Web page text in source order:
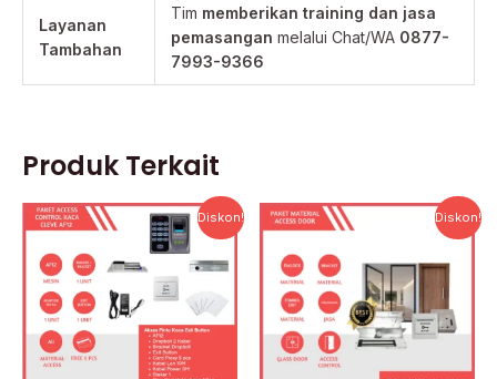
Layanan
Tambahan
Tim memberikan training dan jasa
pemasangan melalui Chat/WA 0877-
7993-9366
Produk Terkait
Diskon!
Harga
aslinya
adalah:
Rp1.500.000.
Harga
saat
adalah:
Rp1.024.000.
Diskon!
Harga
aslinya
Rp2.800.000.
Harga
saat
adalah: